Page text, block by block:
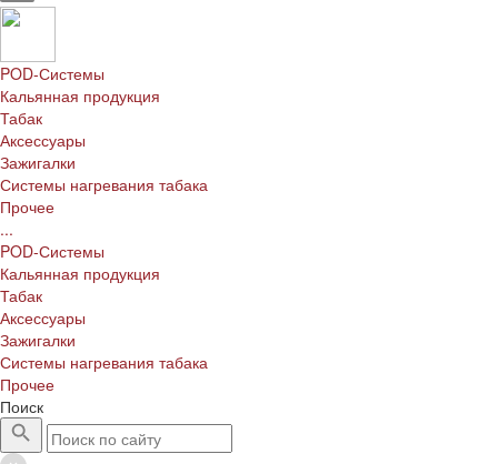
POD-Системы
Кальянная продукция
Табак
Аксессуары
Зажигалки
Системы нагревания табака
Прочее
...
POD-Системы
Кальянная продукция
Табак
Аксессуары
Зажигалки
Системы нагревания табака
Прочее
Поиск